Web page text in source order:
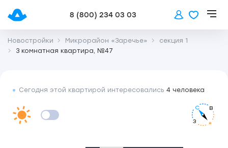
8 (800) 234 03 03
Новостройки Микрорайон «Заречье»
секция 1
3 комнатная квартира, №47
Сегодня этой квартирой интересовались 4 человека
С В
З